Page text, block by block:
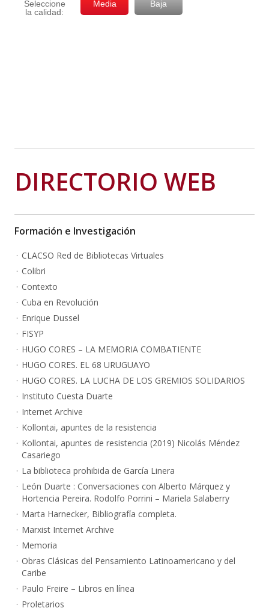
DIRECTORIO WEB
Formación e Investigación
CLACSO Red de Bibliotecas Virtuales
Colibri
Contexto
Cuba en Revolución
Enrique Dussel
FISYP
HUGO CORES – LA MEMORIA COMBATIENTE
HUGO CORES. EL 68 URUGUAYO
HUGO CORES. LA LUCHA DE LOS GREMIOS SOLIDARIOS
Instituto Cuesta Duarte
Internet Archive
Kollontai, apuntes de la resistencia
Kollontai, apuntes de resistencia (2019) Nicolás Méndez
Casariego
La biblioteca prohibida de García Linera
León Duarte : Conversaciones con Alberto Márquez y
Hortencia Pereira. Rodolfo Porrini – Mariela Salaberry
Marta Harnecker, Bibliografía completa.
Marxist Internet Archive
Memoria
Obras Clásicas del Pensamiento Latinoamericano y del
Caribe
Paulo Freire – Libros en línea
Proletarios